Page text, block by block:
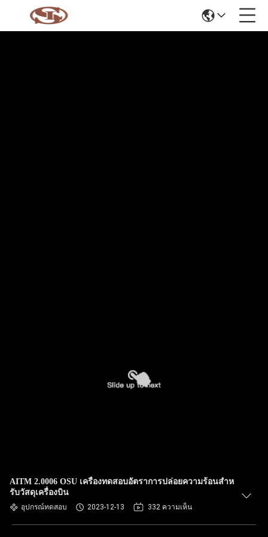
AITM 2.0006 OSU เครื่องทดสอบอัตราการปล่อยความร้อนสําห
รับวัสดุเครื่องบิน
อุปกรณ์ทดสอบ 2023-12-13 332 ความเห็น